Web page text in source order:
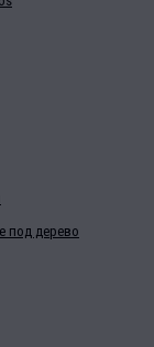
под дерево